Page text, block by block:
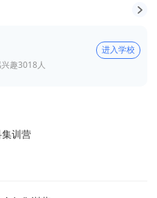
进入学校
兴趣3018人
训营